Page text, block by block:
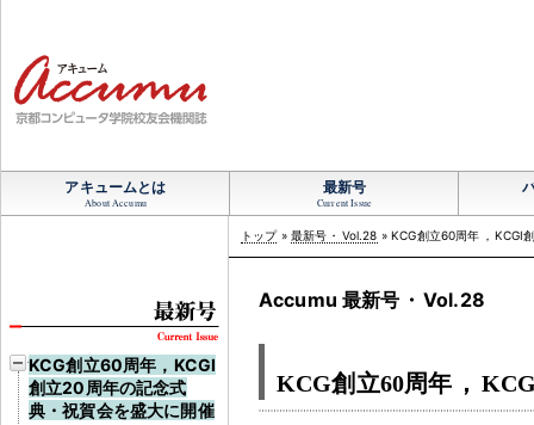
アキュームとは
About Accumu
最新号
Current Issue
KCG創立60周年，KCGI
創立20周年の記念式
典・祝賀会を盛大に開催
トップ» 最新号 ・ Vol.28 » KCG創立60周年 ， KCGI
Accumu 最新号 ・ Vol.28
KCG創立60周年 ，